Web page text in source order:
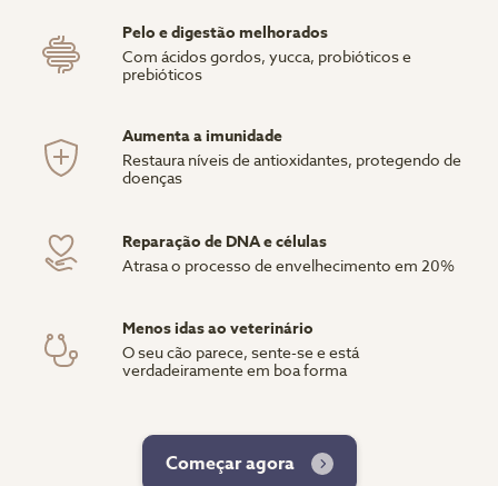
Pelo e digestão melhorados
Com ácidos gordos, yucca, probióticos e
prebióticos
Aumenta a imunidade
Restaura níveis de antioxidantes, protegendo de
doenças
Reparação de DNA e células
Atrasa o processo de envelhecimento em 20%
Menos idas ao veterinário
O seu cão parece, sente-se e está
verdadeiramente em boa forma
Começar agora